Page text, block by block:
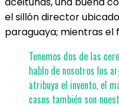
el sillón director
paraguaya; mientras el
Tenemos dos de las
hablo de nosotros los
atribuya el invento, el
casos también son